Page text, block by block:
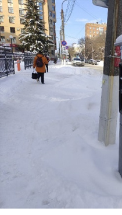
Перейти к основному содержанию